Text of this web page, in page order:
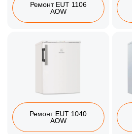
Ремонт EUT 1106
AOW
Ремонт EUT 1040
AOW